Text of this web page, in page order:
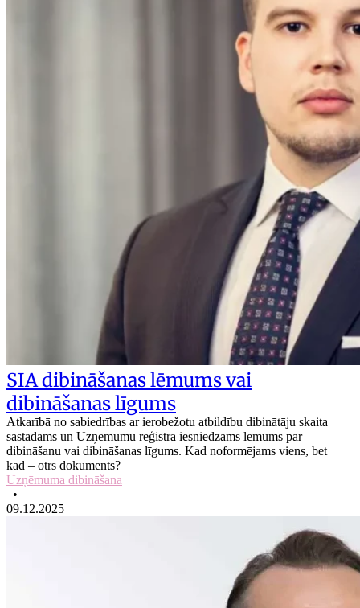
SIA dibināšanas lēmums vai
dibināšanas līgums
Atkarībā no sabiedrības ar ierobežotu atbildību dibinātāju skaita
sastādāms un Uzņēmumu reģistrā iesniedzams lēmums par
dibināšanu vai dibināšanas līgums. Kad noformējams viens, bet
kad – otrs dokuments?
Uzņēmuma dibināšana
•
09.12.2025